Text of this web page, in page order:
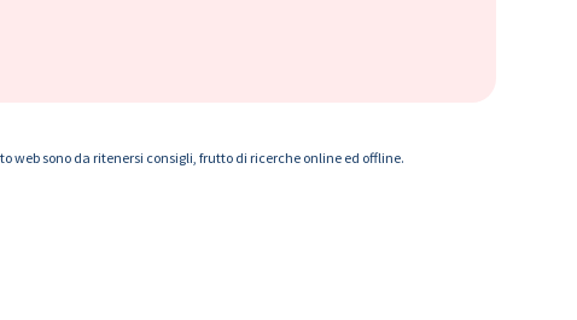
web sono da ritenersi consigli, frutto di ricerche online ed offline.